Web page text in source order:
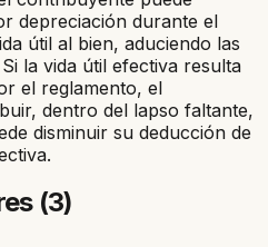
depreciación durante el
útil al bien, aduciendo las
la vida útil efectiva resulta
el reglamento, el
dentro del lapso faltante,
disminuir su deducción de
(3)